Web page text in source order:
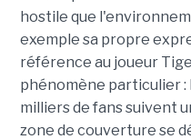
hostile que
exemple sa propre
référence au joueur
phénomène particulier :
milliers de fans suivent
zone de couverture se